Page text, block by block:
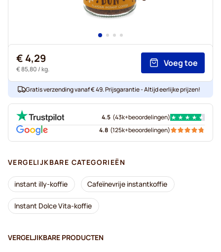
€ 4,29
€ 85,80 / kg.
Voeg toe
Gratis verzending vanaf € 49. Prijsgarantie - Altijd eerlijke prijzen!
4.5 (43k+beoordelingen)
4.8 (125k+beoordelingen)
VERGELIJKBARE CATEGORIEËN
instant illy-koffie Cafeïnevrije instantkoffie
Instant Dolce Vita-koffie
VERGELJIKBARE PRODUCTEN